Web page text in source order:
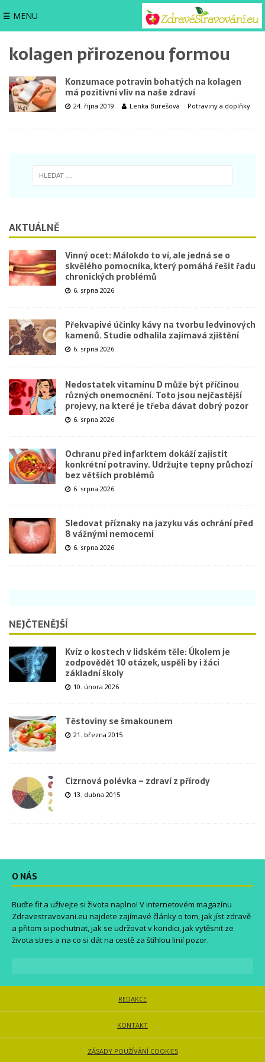
☰ MENU
kolagen přirozenou formou
Konzumace potravin bohatých na kolagen
má pozitivní vliv na naše zdraví
24. října 2019 Lenka Burešová Potraviny a doplňky
AKTUÁLNĚ
Vinný ocet: Málokdo to ví, ale jedná se o
skvělého pomocníka, který pomáhá řešit řadu
chronických problémů
6. srpna 2026
Překvapivé účinky kávy na tvorbu ledvinových
kamenů. Studie odhalila zajímavá zjištění
6. srpna 2026
Nedostatek vitamínu D může být příčinou
různých onemocnění. Toto jsou nejčastější
projevy, na které je třeba dávat dobrý pozor
6. srpna 2026
Ochranu před infarktem dokáží zajistit
konkrétní potraviny. Udržujte tepny průchozí
bez větších problémů
6. srpna 2026
Sledovat příznaky na jazyku vás ochrání před
8 vážnými nemocemi
6. srpna 2026
NEJČTENĚJŠÍ
Kvíz o kostech v lidském těle: Úkolem je
zodpovědět 10 otázek, uspěli by i žáci
základní školy
10. února 2026
Těstoviny se šmakounem
21. března 2015
Cizrnová polévka – zdraví z přírody
13. dubna 2015
O NÁS
Buďte fit a užívejte si života naplno! V internetovém magazínu
Zdravestravovani.eu najdete zajímavé články o tom, jak jíst zdravě
a přitom si pochutnat, jak se udržovat v kondici, jak vytěsnit ze
života stres a na co si dát na cestě za štíhlou linií pozor.
REDAKCE
KONTAKT
ZÁSADY POUŽÍVÁNÍ COOKIES